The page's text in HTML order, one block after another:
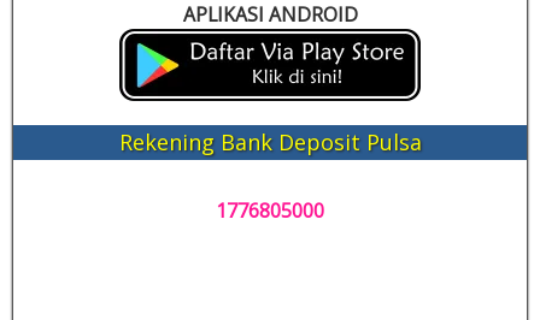
APLIKASI ANDROID
Rekening Bank Deposit Pulsa
1776805000